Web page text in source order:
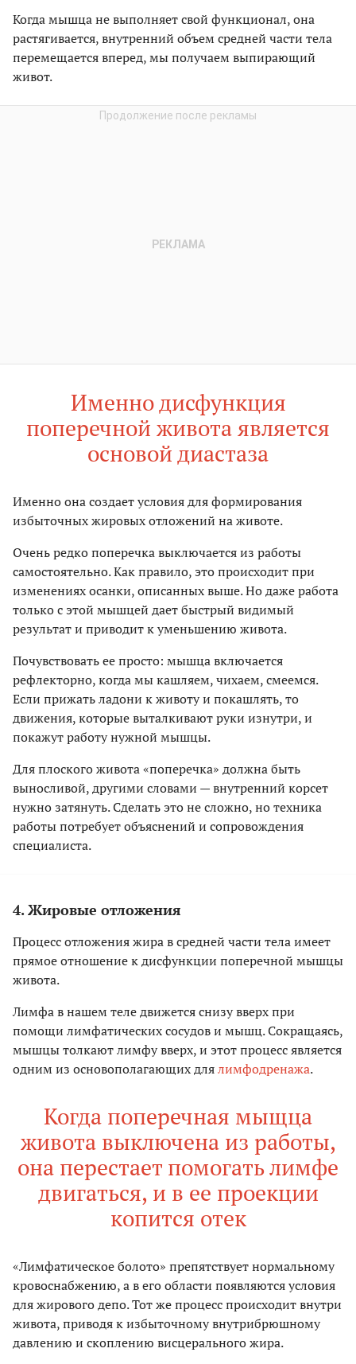
Когда мышца не выполняет свой функционал, она
растягивается, внутренний объем средней части тела
перемещается вперед, мы получаем выпирающий
живот.
Именно дисфункция
поперечной живота является
основой диастаза
Именно она создает условия для формирования
избыточных жировых отложений на животе.
Очень редко поперечка выключается из работы
самостоятельно. Как правило, это происходит при
изменениях осанки, описанных выше. Но даже работа
только с этой мышцей дает быстрый видимый
результат и приводит к уменьшению живота.
Почувствовать ее просто: мышца включается
рефлекторно, когда мы кашляем, чихаем, смеемся.
Если прижать ладони к животу и покашлять, то
движения, которые выталкивают руки изнутри, и
покажут работу нужной мышцы.
Для плоского живота «поперечка» должна быть
выносливой, другими словами — внутренний корсет
нужно затянуть. Сделать это не сложно, но техника
работы потребует объяснений и сопровождения
специалиста.
4. Жировые отложения
Процесс отложения жира в средней части тела имеет
прямое отношение к дисфункции поперечной мышцы
живота.
Лимфа в нашем теле движется снизу вверх при
помощи лимфатических сосудов и мышц. Сокращаясь,
мышцы толкают лимфу вверх, и этот процесс является
одним из основополагающих длялимфодренажа.
Когда поперечная мыщца
живота выключена из работы,
она перестает помогать лимфе
двигаться, и в ее проекции
копится отек
«Лимфатическое болото» препятствует нормальному
кровоснабжению, а в его области появляются условия
для жирового депо. Тот же процесс происходит внутри
живота, приводя к избыточному внутрибрюшному
давлению и скоплению висцерального жира.